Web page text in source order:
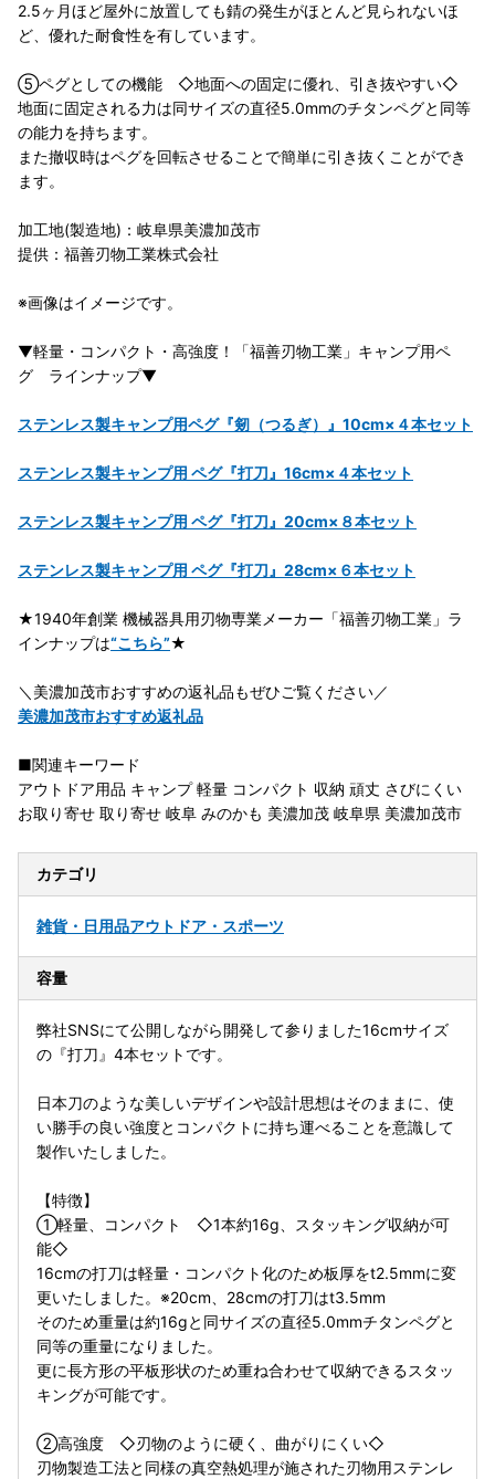
2.5ヶ月ほど屋外に放置しても錆の発生がほとんど見られないほ
ど、優れた耐食性を有しています。
⑤ペグとしての機能 ◇地面への固定に優れ、引き抜やすい◇
地面に固定される力は同サイズの直径5.0mmのチタンペグと同等
の能力を持ちます。
また撤収時はペグを回転させることで簡単に引き抜くことができ
ます。
加工地(製造地)：岐阜県美濃加茂市
提供：福善刃物工業株式会社
※画像はイメージです。
▼軽量・コンパクト・高強度！「福善刃物工業」キャンプ用ペ
グ ラインナップ▼
ステンレス製キャンプ用ペグ『剱（つるぎ）』10cm×４本セット
ステンレス製キャンプ用 ペグ『打刀』16cm×４本セット
ステンレス製キャンプ用 ペグ『打刀』20cm×８本セット
ステンレス製キャンプ用 ペグ『打刀』28cm×６本セット
★1940年創業 機械器具用刃物専業メーカー「福善刃物工業」ラ
インナップは“こちら”★
＼美濃加茂市おすすめの返礼品もぜひご覧ください／
美濃加茂市おすすめ返礼品
■関連キーワード
アウトドア用品 キャンプ 軽量 コンパクト 収納 頑丈 さびにくい
お取り寄せ 取り寄せ 岐阜 みのかも 美濃加茂 岐阜県 美濃加茂市
カテゴリ
雑貨・日用品アウトドア・スポーツ
容量
弊社SNSにて公開しながら開発して参りました16cmサイズ
の『打刀』4本セットです。
日本刀のような美しいデザインや設計思想はそのままに、使
い勝手の良い強度とコンパクトに持ち運べることを意識して
製作いたしました。
【特徴】
①軽量、コンパクト ◇1本約16g、スタッキング収納が可
能◇
16cmの打刀は軽量・コンパクト化のため板厚をt2.5mmに変
更いたしました。※20cm、28cmの打刀はt3.5mm
そのため重量は約16gと同サイズの直径5.0mmチタンペグと
同等の重量になりました。
更に長方形の平板形状のため重ね合わせて収納できるスタッ
キングが可能です。
②高強度 ◇刃物のように硬く、曲がりにくい◇
刃物製造工法と同様の真空熱処理が施された刃物用ステンレ